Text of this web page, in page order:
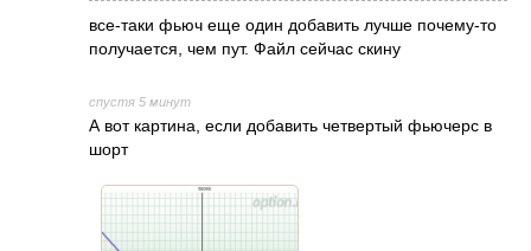
все-таки фьюч еще один добавить лучше почему-то
получается, чем пут. Файл сейчас скину
спустя 5 минут
А вот картина, если добавить четвертый фьючерс в
шорт